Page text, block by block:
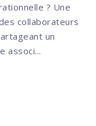
? Une
collaborateurs
un
associ...